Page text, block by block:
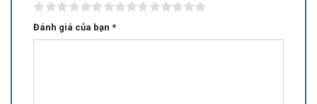
Đánh giá của bạn *